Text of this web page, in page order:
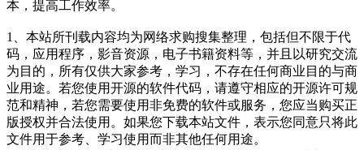
本，提高工作效率。
1、本站所刊载内容均为网络求购搜集整理，包括但不限于代
码，应用程序，影音资源，电子书籍资料等，并且以研究交流
为目的，所有仅供大家参考，学习，不存在任何商业目的与商
业用途。若您使用开源的软件代码，请遵守相应的开源许可规
范和精神，若您需要使用非免费的软件或服务，您应当购买正
版授权并合法使用。如果您下载本站文件，表示您同意只将此
文件用于参考、学习使用而非其他任何用途。